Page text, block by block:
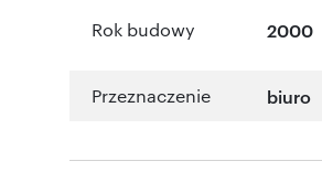
Rok budowy 2000
Przeznaczenie biuro